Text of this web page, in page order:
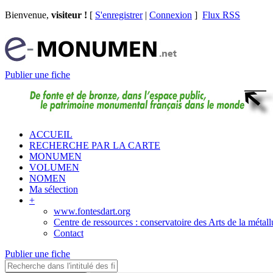
Bienvenue, visiteur ! [ S'enregistrer| Connexion ] Flux RSS
Publier une fiche
ACCUEIL
RECHERCHE PAR LA CARTE
MONUMEN
VOLUMEN
NOMEN
Ma sélection
+
www.fontesdart.org
Centre de ressources : conservatoire des Arts de la
Contact
Publier une fiche